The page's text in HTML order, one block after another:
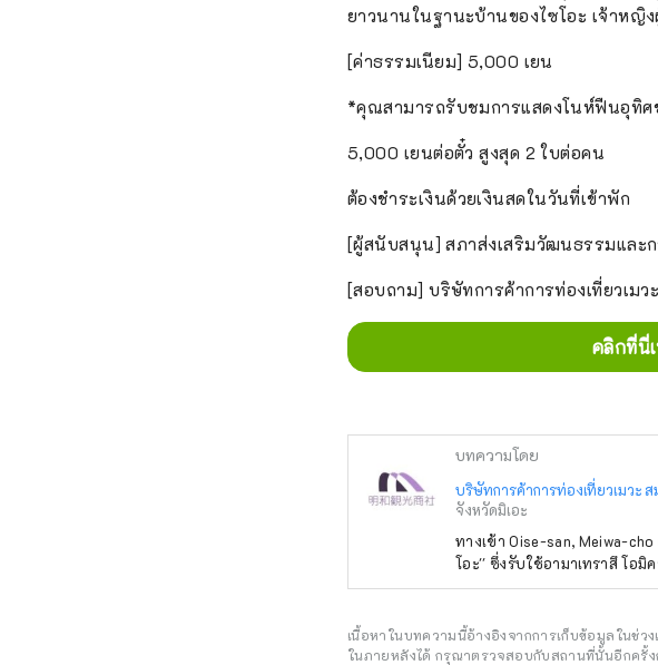
ยาวนานในฐานะบ้านของไซโอะ เจ้าหญิ
[ค่าธรรมเนียม] 5,000 เยน
*คุณสามารถรับชมการแสดงโนห์ฟืนอุทิศ
5,000 เยนต่อตั๋ว สูงสุด 2 ใบต่อคน
ต้องชำระเงินด้วยเงินสดในวันที่เข้าพัก
[ผู้สนับสนุน] สภาส่งเสริมวัฒนธรรมและก
[สอบถาม] บริษัทการค้าการท่องเที่ยวเมว
คลิกที่นี่
บทความโดย
บริษัทการค้าการท่องเที่ยวเมวะ
จังหวัดมิเอะ
ทางเข้า Oise-san, Meiwa-
โอะ'' ซึ่งรับใช้อามาเทราสึ โอมิ
เนื้อหาในบทความนี้อ้างอิงจากการเก็บข้อมูลในช่ว
ในภายหลังได้ กรุณาตรวจสอบกับสถานที่นั้นอีกครั้ง